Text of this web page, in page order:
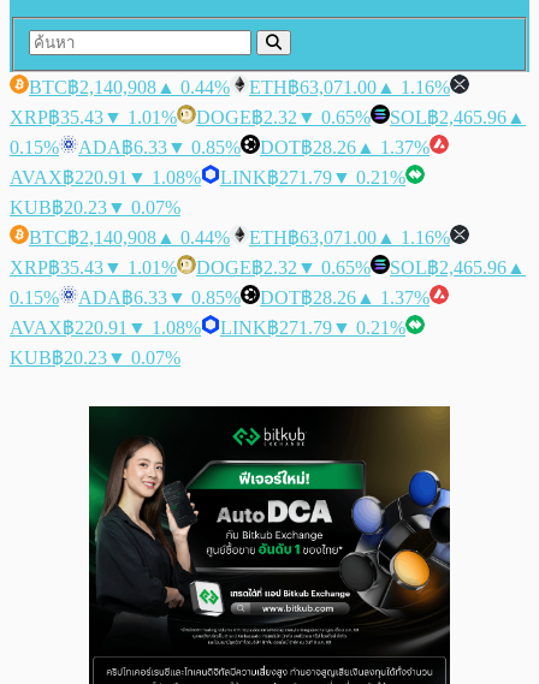
BTC฿2,140,908 ▲ 0.44% ETH฿63,071.00 ▲ 1.16%
XRP฿35.43▼ 1.01% DOGE฿2.32 ▼ 0.65% SOL฿2,465.96 ▲
0.15%
ADA฿6.33▼ 0.85% DOT฿28.26 ▲ 1.37%
AVAX฿220.91 ▼ 1.08% LINK฿271.79▼ 0.21%
KUB฿20.23▼ 0.07%
BTC฿2,140,908 ▲ 0.44% ETH฿63,071.00 ▲ 1.16%
XRP฿35.43▼ 1.01% DOGE฿2.32 ▼ 0.65% SOL฿2,465.96 ▲
0.15%
ADA฿6.33▼ 0.85% DOT฿28.26 ▲ 1.37%
AVAX฿220.91 ▼ 1.08% LINK฿271.79▼ 0.21%
KUB฿20.23▼ 0.07%